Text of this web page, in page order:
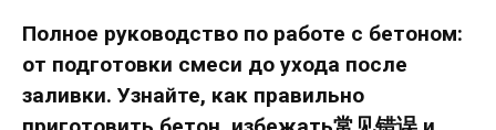
Полное руководство по работе с бетоном:
от подготовки смеси до ухода после
заливки. Узнайте, как правильно